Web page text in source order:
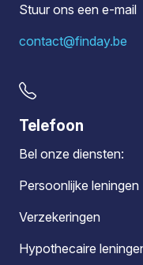
Stuur ons een e-mail
contact@finday.be
Telefoon
Bel onze diensten:
Persoonlijke leningen
Verzekeringen
Hypothecaire